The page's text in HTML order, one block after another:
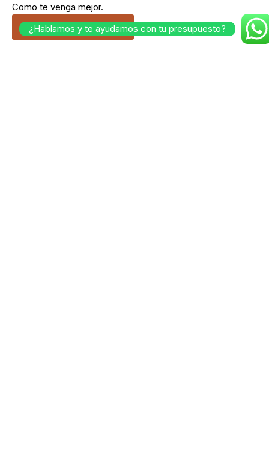
Como te venga mejor.
Cuéntanos tu idea.
¿Hablamos y te ayudamos con tu presupuesto?